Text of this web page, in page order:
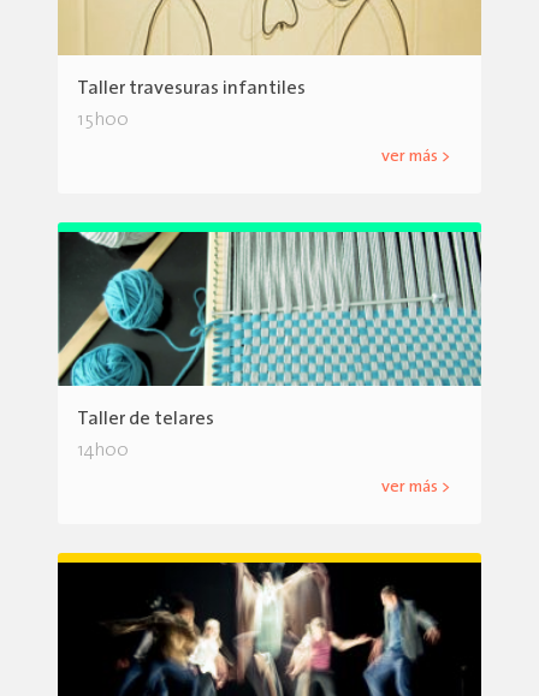
Taller travesuras infantiles
15h00
ver más >
Taller de telares
14h00
ver más >